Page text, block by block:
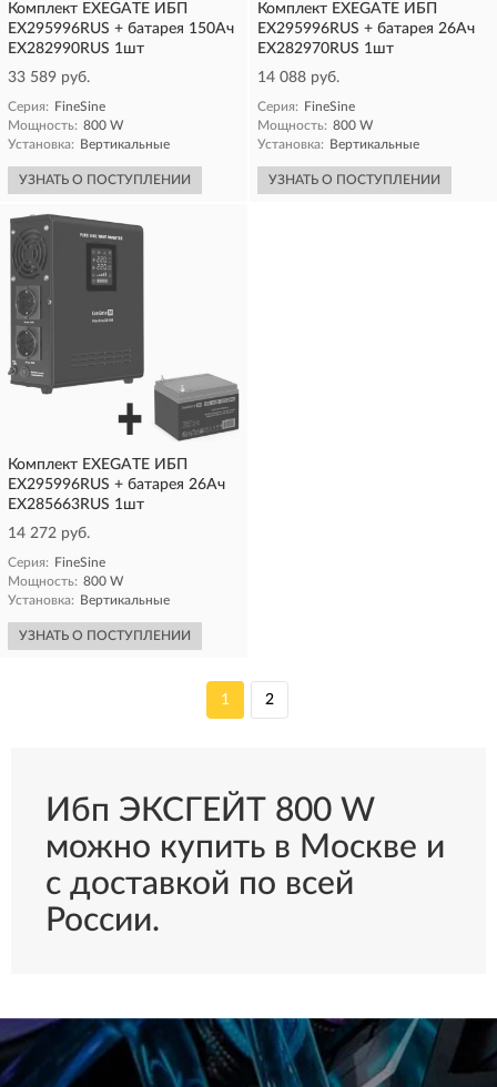
Комплект EXEGATE ИБП
EX295996RUS + батарея 150Aч
EX282990RUS 1шт
33 589 руб.
Серия: FineSine
Мощность: 800 W
Установка: Вертикальные
УЗНАТЬ О ПОСТУПЛЕНИИ
Комплект EXEGATE ИБП
EX295996RUS + батарея 26Aч
EX282970RUS 1шт
14 088 руб.
Серия: FineSine
Мощность: 800 W
Установка: Вертикальные
УЗНАТЬ О ПОСТУПЛЕНИИ
Комплект EXEGATE ИБП
EX295996RUS + батарея 26Aч
EX285663RUS 1шт
14 272 руб.
Серия: FineSine
Мощность: 800 W
Установка: Вертикальные
УЗНАТЬ О ПОСТУПЛЕНИИ
1 2
Ибп ЭКСГЕЙТ 800 W
можно купить в Москве и
с доставкой по всей
России.